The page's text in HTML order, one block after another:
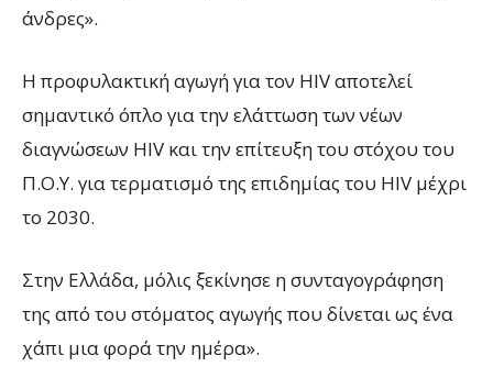
άνδρες».
Η προφυλακτική αγωγή για τον HIV αποτελεί
σημαντικό όπλο για την ελάττωση των νέων
διαγνώσεων HIV και την επίτευξη του στόχου του
Π.Ο.Υ. για τερματισμό της επιδημίας του HIV μέχρι
το 2030.
Στην Ελλάδα, μόλις ξεκίνησε η συνταγογράφηση
της από του στόματος αγωγής που δίνεται ως ένα
χάπι μια φορά την ημέρα».